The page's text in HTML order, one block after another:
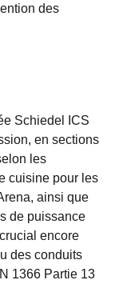
des
Schiedel ICS
en sections
les
cuisine pour les
ainsi que
de puissance
encore
des conduits
1366 Partie 13